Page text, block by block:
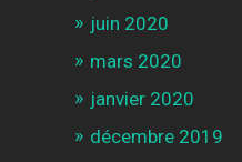
juin 2020
mars 2020
janvier 2020
décembre 2019